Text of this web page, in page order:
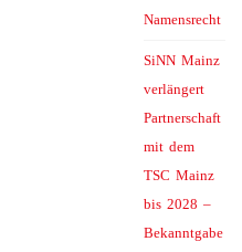
Namensrecht
SiNN Mainz
verlängert
Partnerschaft
mit dem
TSC Mainz
bis 2028 –
Bekanntgabe